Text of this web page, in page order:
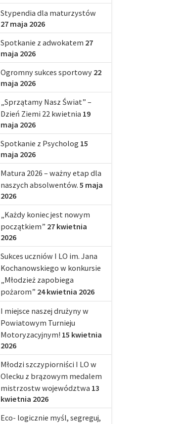
Stypendia dla maturzystów
27 maja 2026
Spotkanie z adwokatem 27
maja 2026
Ogromny sukces sportowy 22
maja 2026
„Sprzątamy Nasz Świat” –
Dzień Ziemi 22 kwietnia 19
maja 2026
Spotkanie z Psycholog 15
maja 2026
Matura 2026 – ważny etap dla
naszych absolwentów. 5 maja
2026
„Każdy koniec jest nowym
początkiem” 27 kwietnia
2026
Sukces uczniów I LO im. Jana
Kochanowskiego w konkursie
„Młodzież zapobiega
pożarom” 24 kwietnia 2026
I miejsce naszej drużyny w
Powiatowym Turnieju
Motoryzacyjnym! 15 kwietnia
2026
Młodzi szczypiorniści I LO w
Olecku z brązowym medalem
mistrzostw województwa 13
kwietnia 2026
Eco- logicznie myśl, segreguj,